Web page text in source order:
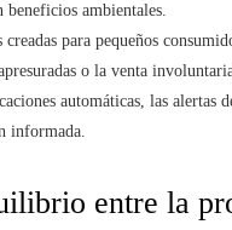
ambientales.
creadas para pequeños
o la venta
automáticas, las alertas
informada.
entre la